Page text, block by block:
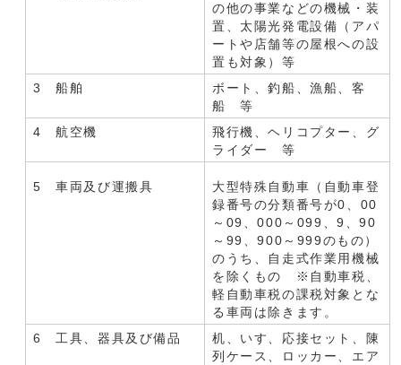
の他の事業などの機械・装
置、太陽光発電設備（アパ
ートや店舗等の屋根への設
置も対象）等
3 船舶
ボート、釣船、漁船、客
船 等
4 航空機
飛行機、ヘリコプター、グ
ライダー 等
5 車両及び運搬具
大型特殊自動車（自動車登
録番号の分類番号が0、00
～09、000～099、9、90
～99、900～999のもの）
のうち、自走式作業用機械
を除くもの ※自動車税、
軽自動車税の課税対象とな
る車両は除きます。
6 工具、器具及び備品
机、いす、応接セット、陳
列ケース、ロッカー、エア